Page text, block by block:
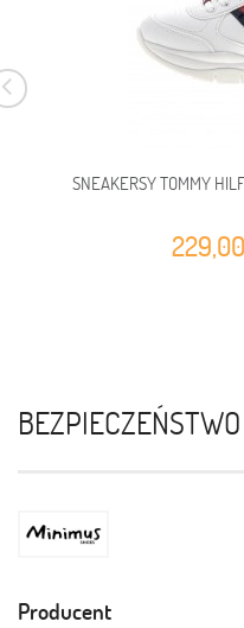
SNEAKERSY TOMMY
Producent